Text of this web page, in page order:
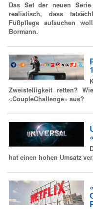
Das Set der neuen
realistisch, dass
Fußpflege aufsuchen
Bormann.
Zweistelligkeit retten?
«CoupleChallenge» aus?
hat einen hohen Umsatz